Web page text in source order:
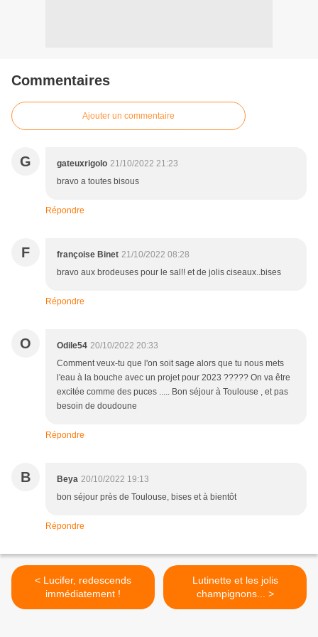
Commentaires
Ajouter un commentaire
G gateuxrigolo 21/10/2022 21:23
bravo a toutes bisous
Répondre
F françoise Binet 21/10/2022 08:28
bravo aux brodeuses pour le sal!! et de jolis ciseaux..bises
Répondre
O Odile54 20/10/2022 20:33
Comment veux-tu que l'on soit sage alors que tu nous mets
l'eau à la bouche avec un projet pour 2023 ????? On va être
excitée comme des puces ..... Bon séjour à Toulouse , et pas
besoin de doudoune
Répondre
B Beya 20/10/2022 19:13
bon séjour près de Toulouse, bises et à bientôt
Répondre
< Lucifer, redescends
immédiatement !
Lutinette et les jolis
champignons... >